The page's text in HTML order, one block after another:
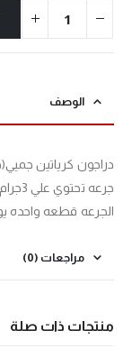
الوصف
جرعه تحتوي علي 3جرام كرياتين
الجرعه قطعه واحده
مراجعات (0)
منتجات ذات صلة